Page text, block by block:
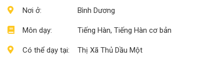
Nơi ở:
Môn dạy:
Có thể dạy tại:
Bình Dương
Tiếng Hàn, Tiếng Hàn cơ bản
Thị Xã Thủ Dầu Một